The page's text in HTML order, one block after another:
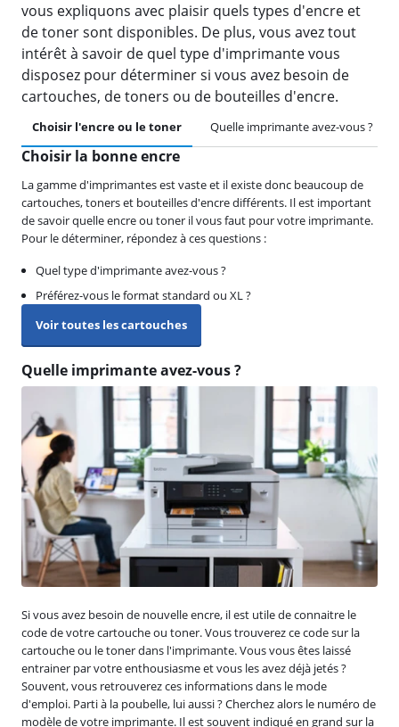
vous expliquons avec plaisir quels types d'encre et
de toner sont disponibles. De plus, vous avez tout
intérêt à savoir de quel type d'imprimante vous
disposez pour déterminer si vous avez besoin de
cartouches, de toners ou de bouteilles d'encre.
Choisir l'encre ou le toner Quelle imprimante avez-vous ?
Choisir la bonne encre
La gamme d'imprimantes est vaste et il existe donc beaucoup de
cartouches, toners et bouteilles d'encre différents. Il est important
de savoir quelle encre ou toner il vous faut pour votre imprimante.
Pour le déterminer, répondez à ces questions :
Quel type d'imprimante avez-vous ?
Préférez-vous le format standard ou XL ?
Voir toutes les cartouches
Quelle imprimante avez-vous ?
Si vous avez besoin de nouvelle encre, il est utile de connaitre le
code de votre cartouche ou toner. Vous trouverez ce code sur la
cartouche ou le toner dans l'imprimante. Vous vous êtes laissé
entrainer par votre enthousiasme et vous les avez déjà jetés ?
Souvent, vous retrouverez ces informations dans le mode
d'emploi. Parti à la poubelle, lui aussi ? Cherchez alors le numéro de
modèle de votre imprimante. Il est souvent indiqué en grand sur la